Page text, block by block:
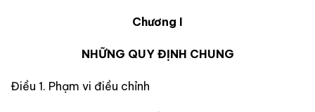
Chương I
NHỮNG QUY ĐỊNH CHUNG
Điều 1. Phạm vi điều chỉnh